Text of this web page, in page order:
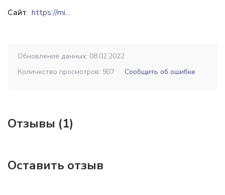
Сайт
https://mida.ua
Обновление данных: 08.02.2022
Количество просмотров: 907
Сообщить об ошибке
Отзывы (1)
Оставить отзыв